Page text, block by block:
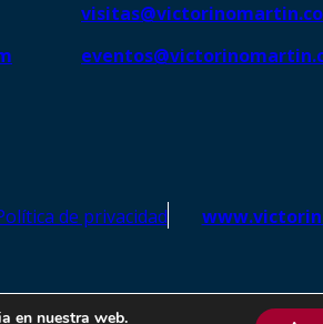
de privacidad
reservados | SEO de Agencia
en nuestra web.